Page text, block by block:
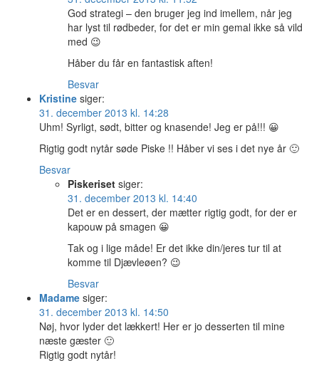
God strategi – den bruger jeg ind imellem, når jeg
har lyst til rødbeder, for det er min gemal ikke så vild
med 😉
Håber du får en fantastisk aften!
Besvar
Kristine siger:
31. december 2013 kl. 14:28
Uhm! Syrligt, sødt, bitter og knasende! Jeg er på!!! 😀
Rigtig godt nytår søde Piske !! Håber vi ses i det nye år 🙂
Besvar
Piskeriset siger:
31. december 2013 kl. 14:40
Det er en dessert, der mætter rigtig godt, for der er
kapouw på smagen 😀
Tak og i lige måde! Er det ikke din/jeres tur til at
komme til Djævleøen? 😉
Besvar
Madame siger:
31. december 2013 kl. 14:50
Nøj, hvor lyder det lækkert! Her er jo desserten til mine
næste gæster 🙂
Rigtig godt nytår!